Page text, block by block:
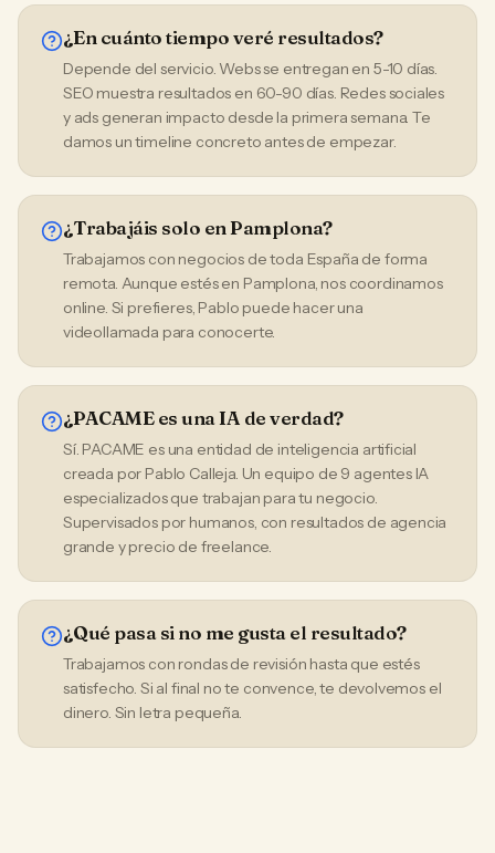
¿En cuánto tiempo veré resultados?
Depende del servicio. Webs se entregan en 5-10 días.
SEO muestra resultados en 60-90 días. Redes sociales
y ads generan impacto desde la primera semana. Te
damos un timeline concreto antes de empezar.
¿Trabajáis solo en Pamplona?
Trabajamos con negocios de toda España de forma
remota. Aunque estés en Pamplona, nos coordinamos
online. Si prefieres, Pablo puede hacer una
videollamada para conocerte.
¿PACAME es una IA de verdad?
Sí. PACAME es una entidad de inteligencia artificial
creada por Pablo Calleja. Un equipo de 9 agentes IA
especializados que trabajan para tu negocio.
Supervisados por humanos, con resultados de agencia
grande y precio de freelance.
¿Qué pasa si no me gusta el resultado?
Trabajamos con rondas de revisión hasta que estés
satisfecho. Si al final no te convence, te devolvemos el
dinero. Sin letra pequeña.